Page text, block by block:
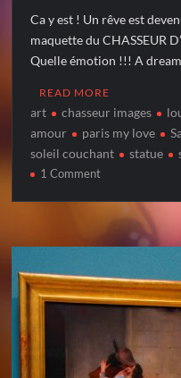
Ca y est ! Un rêve est
maquette du CHASSEUR
Quelle émotion !!! A
READ MORE
art chasseur images
amour
paris my love
soleil couchant
statue
1 Commenton
D’IMAGES
–
Octobre